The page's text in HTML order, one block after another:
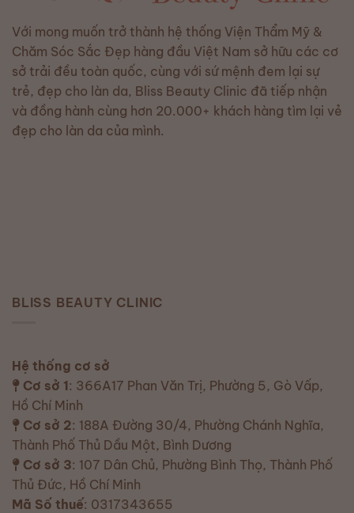
Với mong muốn trở thành hệ thống Viện Thẩm Mỹ &
Chăm Sóc Sắc Đẹp hàng đầu Việt Nam sở hữu các cơ
sở trải đều toàn quốc, cùng với sứ mệnh đem lại sự
trẻ, đẹp cho làn da, Bliss Beauty Clinic đã tiếp nhận
và đồng hành cùng hơn 20.000+ khách hàng tìm lại vẻ
đẹp cho làn da của mình.
BLISS BEAUTY CLINIC
Hệ thống cơ sở
Cơ sở 1: 366A17 Phan Văn Trị, Phường 5, Gò Vấp,
Hồ Chí Minh
Cơ sở 2: 188A Đường 30/4, Phường Chánh Nghĩa,
Thành Phố Thủ Dầu Một, Bình Dương
Cơ sở 3: 107 Dân Chủ, Phường Bình Thọ, Thành Phố
Thủ Đức, Hồ Chí Minh
Mã Số thuế: 0317343655